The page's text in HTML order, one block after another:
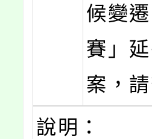
候變
賽」
案，
說明：